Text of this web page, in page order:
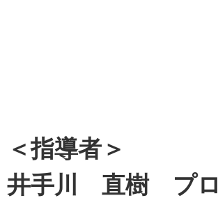
＜指導者＞
井手川 直樹 プロ